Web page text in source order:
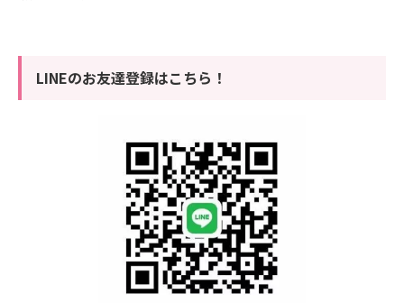
LINEのお友達登録はこちら！